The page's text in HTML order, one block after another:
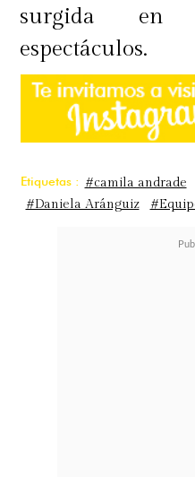
surgida en
espectáculos.
Etiquetas : #camila andrade
#Daniela Aránguiz